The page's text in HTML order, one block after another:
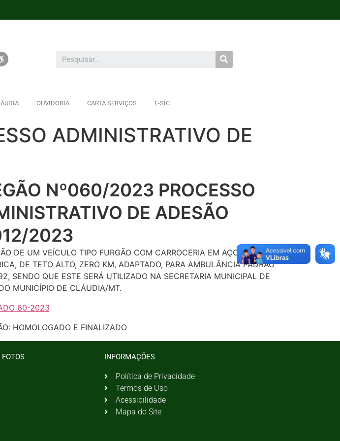
OUVIDORIA CARTA SERVIÇOS E-SIC
ADMINISTRATIVO DE
Nº060/2023 PROCESSO
DE ADESÃO
2023
DE UM VEÍCULO TIPO FURGÃO COM CARROCERIA EM AÇO E ORIGINAL
DE TETO ALTO, ZERO KM, ADAPTADO, PARA AMBULÂNCIA PADRÃO
SENDO QUE ESTE SERÁ UTILIZADO NA SECRETARIA MUNICIPAL DE
MUNICÍPIO DE CLÁUDIA/MT.
60-2023
HOMOLOGADO E FINALIZADO
INFORMAÇÕES
Política de Privacidade
Termos de Uso
Acessibilidade
Mapa do Site